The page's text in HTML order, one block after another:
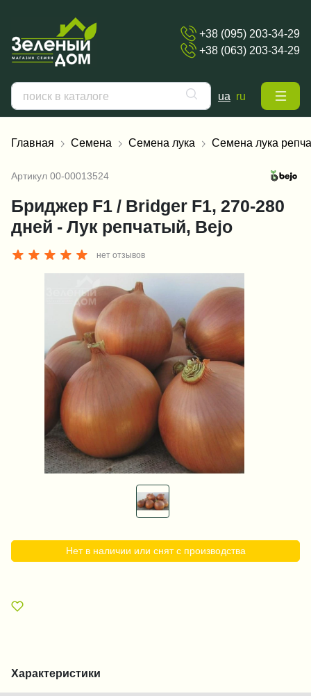
+38 (095) 203-34-29
+38 (063) 203-34-29
ua ru
Главная Семена Семена лука Семена лука
Артикул 00-00013524
Бриджер F1 / Bridger F1, 270-280
дней - Лук репчатый, Bejo
нет отзывов
Нет в наличии или снят с производства
Характеристики